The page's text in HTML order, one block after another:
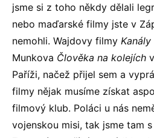
jsme si z toho někdy dělali
nebo maďarské filmy jste v
nemohli. Wajdovy filmy Kanály
Munkova Člověka na kolejích
Paříži, načež přijel sem a
filmy nějak musíme získat
filmový klub. Poláci u nás
vojenskou misi, tak jsme tam